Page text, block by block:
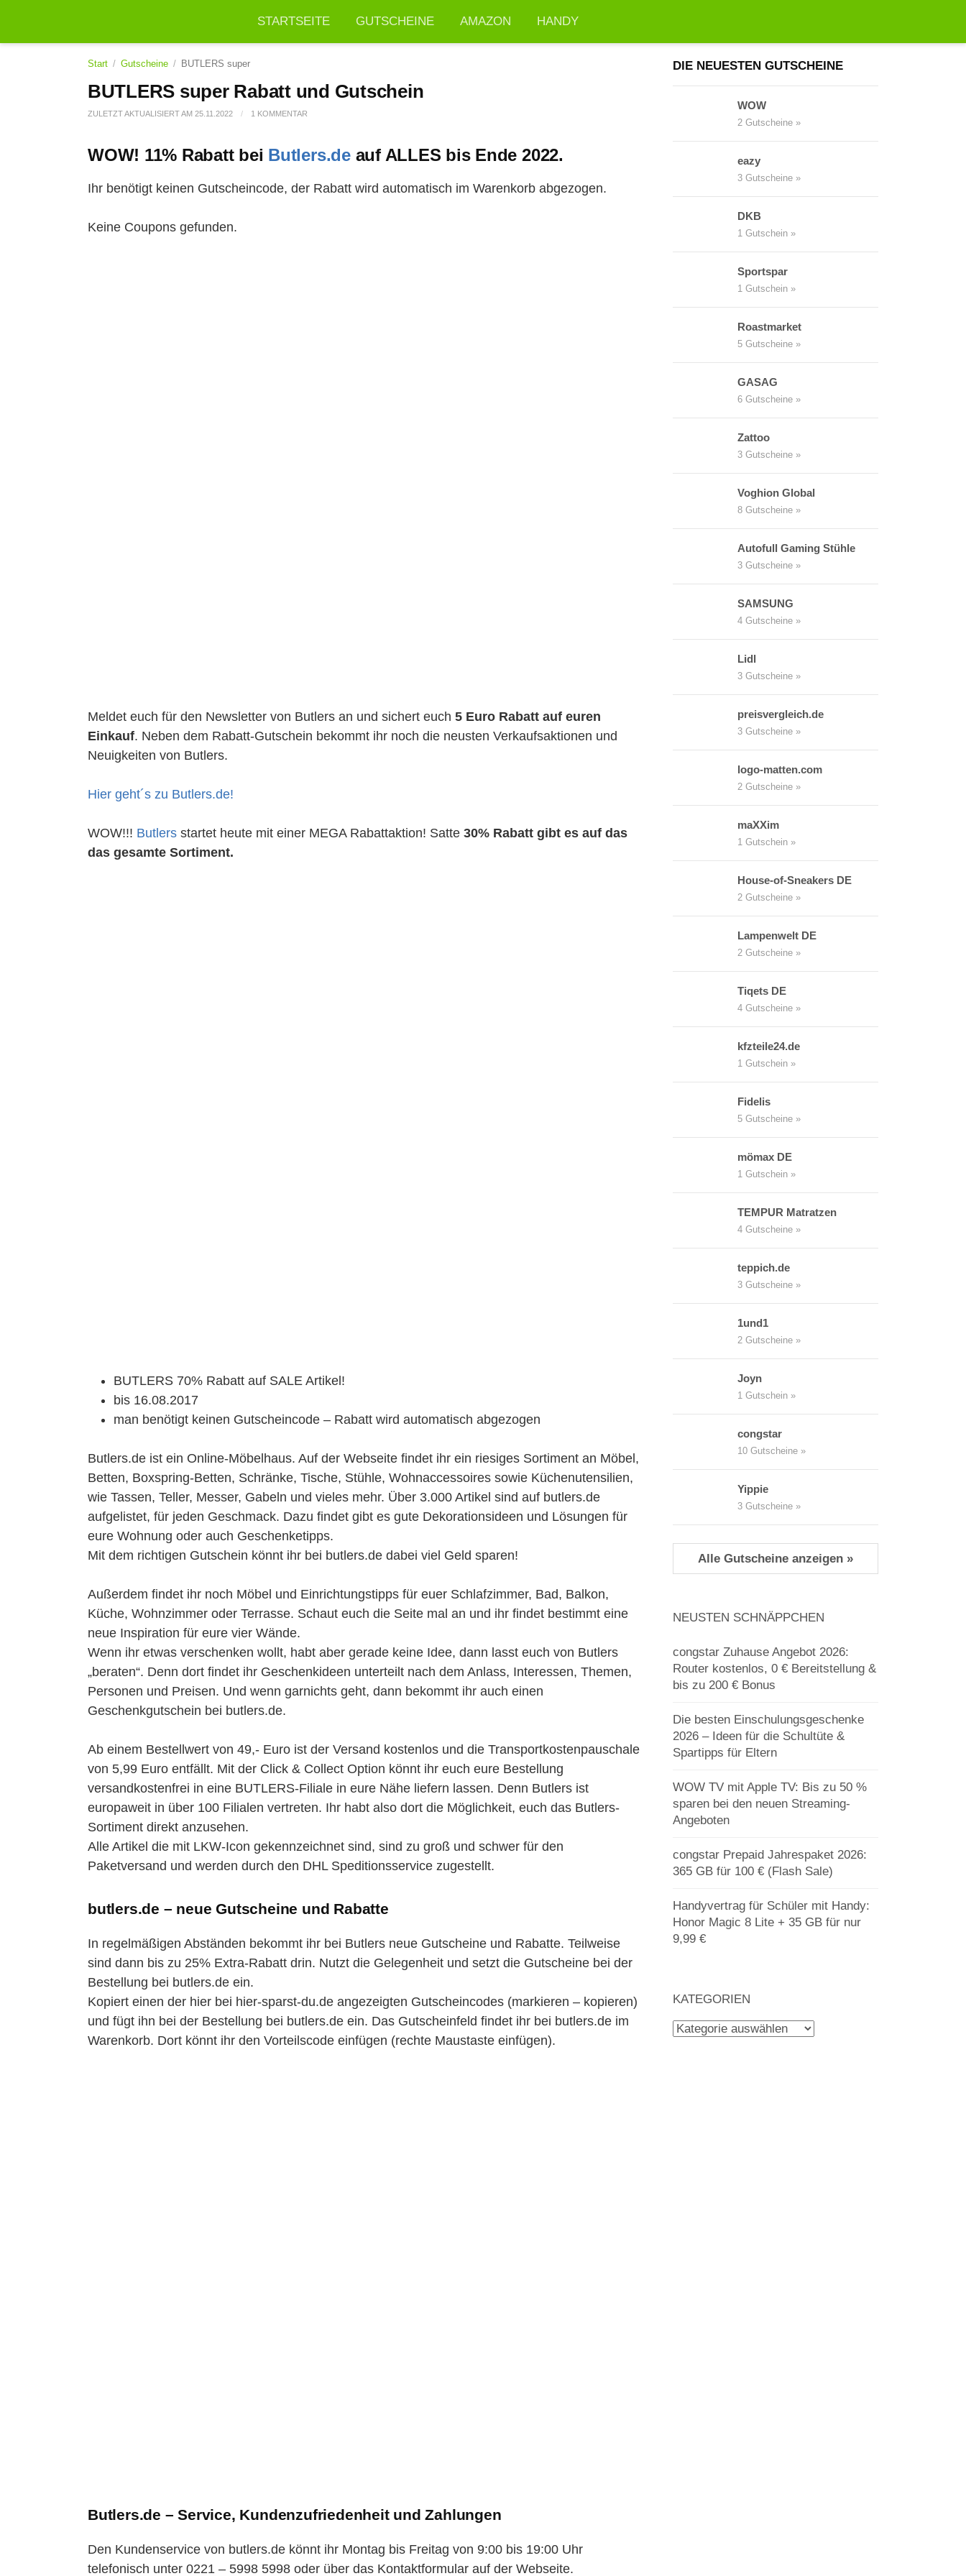
STARTSEITE GUTSCHEINE AMAZON HANDY
nach:
Start / Gutscheine / BUTLERS super
BUTLERS super Rabatt und Gutschein
ZULETZT AKTUALISIERT AM 25.11.2022 / 1 KOMMENTAR
WOW! 11% Rabatt bei Butlers.deauf ALLES bis Ende 2022.
Ihr benötigt keinen Gutscheincode, der Rabatt wird automatisch im Warenkorb abgezogen.
Keine Coupons gefunden.
Meldet euch für den Newsletter von Butlers an und sichert euch 5 Euro Rabatt auf euren
Einkauf. Neben dem Rabatt-Gutschein bekommt ihr noch die neusten Verkaufsaktionen und
Neuigkeiten von Butlers.
Hier geht´s zu Butlers.de!
WOW!!! Butlers startet heute mit einer MEGA Rabattaktion! Satte 30% Rabatt gibt es auf das
das gesamte Sortiment.
BUTLERS 70% Rabatt auf SALE Artikel!
bis 16.08.2017
man benötigt keinen Gutscheincode – Rabatt wird automatisch abgezogen
Butlers.de ist ein Online-Möbelhaus. Auf der Webseite findet ihr ein riesiges Sortiment an Möbel,
Betten, Boxspring-Betten, Schränke, Tische, Stühle, Wohnaccessoires sowie Küchenutensilien,
wie Tassen, Teller, Messer, Gabeln und vieles mehr. Über 3.000 Artikel sind auf butlers.de
aufgelistet, für jeden Geschmack. Dazu findet gibt es gute Dekorationsideen und Lösungen für
eure Wohnung oder auch Geschenketipps.
Mit dem richtigen Gutschein könnt ihr bei butlers.de dabei viel Geld sparen!
Außerdem findet ihr noch Möbel und Einrichtungstipps für euer Schlafzimmer, Bad, Balkon,
Küche, Wohnzimmer oder Terrasse. Schaut euch die Seite mal an und ihr findet bestimmt eine
neue Inspiration für eure vier Wände.
Wenn ihr etwas verschenken wollt, habt aber gerade keine Idee, dann lasst euch von Butlers
„beraten“. Denn dort findet ihr Geschenkideen unterteilt nach dem Anlass, Interessen, Themen,
Personen und Preisen. Und wenn garnichts geht, dann bekommt ihr auch einen
Geschenkgutschein bei butlers.de.
Ab einem Bestellwert von 49,- Euro ist der Versand kostenlos und die Transportkostenpauschale
von 5,99 Euro entfällt. Mit der Click & Collect Option könnt ihr euch eure Bestellung
versandkostenfrei in eine BUTLERS-Filiale in eure Nähe liefern lassen. Denn Butlers ist
europaweit in über 100 Filialen vertreten. Ihr habt also dort die Möglichkeit, euch das Butlers-
Sortiment direkt anzusehen.
Alle Artikel die mit LKW-Icon gekennzeichnet sind, sind zu groß und schwer für den
Paketversand und werden durch den DHL Speditionsservice zugestellt.
butlers.de – neue Gutscheine und Rabatte
In regelmäßigen Abständen bekommt ihr bei Butlers neue Gutscheine und Rabatte. Teilweise
sind dann bis zu 25% Extra-Rabatt drin. Nutzt die Gelegenheit und setzt die Gutscheine bei der
Bestellung bei butlers.de ein.
Kopiert einen der hier bei hier-sparst-du.de angezeigten Gutscheincodes (markieren – kopieren)
und fügt ihn bei der Bestellung bei butlers.de ein. Das Gutscheinfeld findet ihr bei butlers.de im
Warenkorb. Dort könnt ihr den Vorteilscode einfügen (rechte Maustaste einfügen).
Butlers.de – Service, Kundenzufriedenheit und Zahlungen
Den Kundenservice von butlers.de könnt ihr Montag bis Freitag von 9:00 bis 19:00 Uhr
telefonisch unter 0221 – 5998 5998 oder über das Kontaktformular auf der Webseite.
DIE NEUESTEN GUTSCHEINE
WOW
2 Gutscheine »
eazy
3 Gutscheine »
DKB
1 Gutschein »
Sportspar
1 Gutschein »
Roastmarket
5 Gutscheine »
GASAG
6 Gutscheine »
Zattoo
3 Gutscheine »
Voghion Global
8 Gutscheine »
Autofull Gaming Stühle
3 Gutscheine »
SAMSUNG
4 Gutscheine »
Lidl
3 Gutscheine »
preisvergleich.de
3 Gutscheine »
logo-matten.com
2 Gutscheine »
maXXim
1 Gutschein »
House-of-Sneakers DE
2 Gutscheine »
Lampenwelt DE
2 Gutscheine »
Tiqets DE
4 Gutscheine »
kfzteile24.de
1 Gutschein »
Fidelis
5 Gutscheine »
mömax DE
1 Gutschein »
TEMPUR Matratzen
4 Gutscheine »
teppich.de
3 Gutscheine »
1und1
2 Gutscheine »
Joyn
1 Gutschein »
congstar
10 Gutscheine »
Yippie
3 Gutscheine »
Alle Gutscheine anzeigen »
NEUSTEN SCHNÄPPCHEN
congstar Zuhause Angebot 2026:
Router kostenlos, 0 € Bereitstellung &
bis zu 200 € Bonus
Die besten Einschulungsgeschenke
2026 – Ideen für die Schultüte &
Spartipps für Eltern
WOW TV mit Apple TV: Bis zu 50 %
sparen bei den neuen Streaming-
Angeboten
congstar Prepaid Jahrespaket 2026:
365 GB für 100 € (Flash Sale)
Handyvertrag für Schüler mit Handy:
Honor Magic 8 Lite + 35 GB für nur
9,99 €
KATEGORIEN
Kategorien